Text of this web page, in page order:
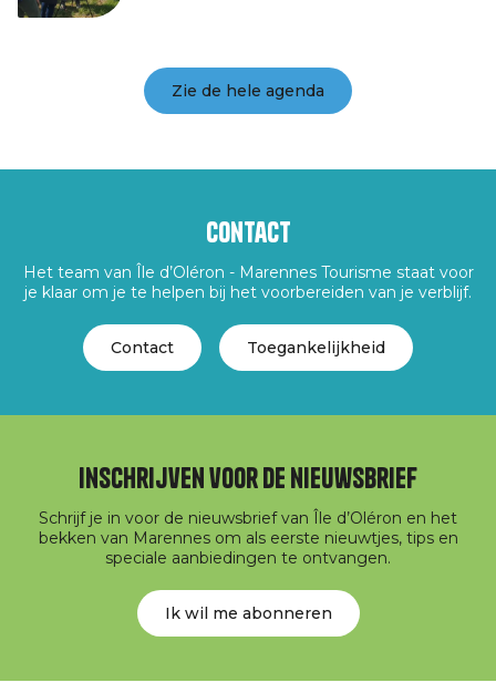
Zie de hele agenda
Contact
Het team van Île d’Oléron - Marennes Tourisme staat voor
je klaar om je te helpen bij het voorbereiden van je verblijf.
Contact Toegankelijkheid
Inschrijven voor de nieuwsbrief
Schrijf je in voor de nieuwsbrief van Île d’Oléron en het
bekken van Marennes om als eerste nieuwtjes, tips en
speciale aanbiedingen te ontvangen.
Ik wil me abonneren